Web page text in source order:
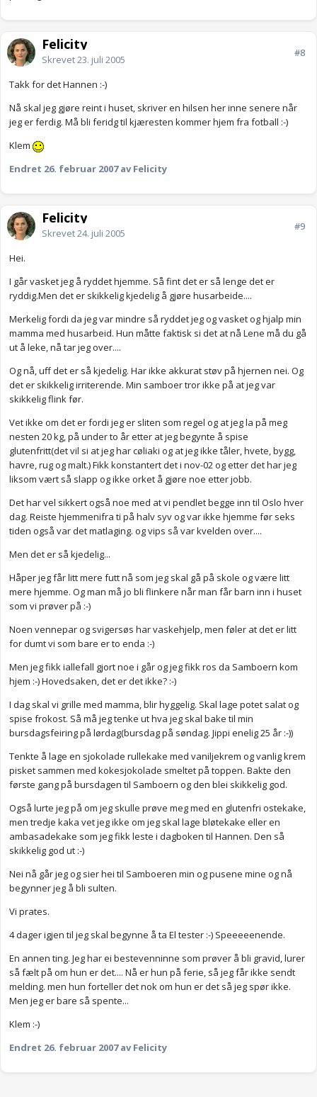
Felicity
Skrevet23. juli 2005
#8
Takk for det Hannen :-)
Nå skal jeg gjøre reint i huset, skriver en hilsen her inne senere når
jeg er ferdig. Må bli feridg til kjæresten kommer hjem fra fotball :-)
Klem
Endret 26. februar 2007av Felicity
Felicity
Skrevet24. juli 2005
#9
Hei.
I går vasket jeg å ryddet hjemme. Så fint det er så lenge det er
ryddig.Men det er skikkelig kjedelig å gjøre husarbeide....
Merkelig fordi da jeg var mindre så ryddet jeg og vasket og hjalp min
mamma med husarbeid. Hun måtte faktisk si det at nå Lene må du gå
ut å leke, nå tar jeg over....
Og nå, uff det er så kjedelig. Har ikke akkurat støv på hjernen nei. Og
det er skikkelig irriterende. Min samboer tror ikke på at jeg var
skikkelig flink før.
Vet ikke om det er fordi jeg er sliten som regel og at jeg la på meg
nesten 20 kg, på under to år etter at jeg begynte å spise
glutenfritt(det vil si at jeg har cøliaki og at jeg ikke tåler, hvete, bygg,
havre, rug og malt.) Fikk konstantert det i nov-02 og etter det har jeg
liksom vært så slapp og ikke orket å gjøre noe etter jobb.
Det har vel sikkert også noe med at vi pendlet begge inn til Oslo hver
dag. Reiste hjemmenifra ti på halv syv og var ikke hjemme før seks
tiden også var det matlaging. og vips så var kvelden over....
Men det er så kjedelig...
Håper jeg får litt mere futt nå som jeg skal gå på skole og være litt
mere hjemme. Og man må jo bli flinkere når man får barn inn i huset
som vi prøver på :-)
Noen vennepar og svigersøs har vaskehjelp, men føler at det er litt
for dumt vi som bare er to enda :-)
Men jeg fikk iallefall gjort noe i går og jeg fikk ros da Samboern kom
hjem :-) Hovedsaken, det er det ikke? :-)
I dag skal vi grille med mamma, blir hyggelig. Skal lage potet salat og
spise frokost. Så må jeg tenke ut hva jeg skal bake til min
bursdagsfeiring på lørdag(bursdag på søndag. Jippi enelig 25 år :-))
Tenkte å lage en sjokolade rullekake med vaniljekrem og vanlig krem
pisket sammen med kokesjokolade smeltet på toppen. Bakte den
første gang på bursdagen til Samboern og den blei skikkelig god.
Også lurte jeg på om jeg skulle prøve meg med en glutenfri ostekake,
men tredje kaka vet jeg ikke om jeg skal lage bløtekake eller en
ambasadekake som jeg fikk leste i dagboken til Hannen. Den så
skikkelig god ut :-)
Nei nå går jeg og sier hei til Samboeren min og pusene mine og nå
begynner jeg å bli sulten.
Vi prates.
4 dager igjen til jeg skal begynne å ta El tester :-) Speeeeenende.
En annen ting. Jeg har ei bestevenninne som prøver å bli gravid, lurer
så fælt på om hun er det.... Nå er hun på ferie, så jeg får ikke sendt
melding. men hun forteller det nok om hun er det så jeg spør ikke.
Men jeg er bare så spente...
Klem :-)
Endret 26. februar 2007av Felicity